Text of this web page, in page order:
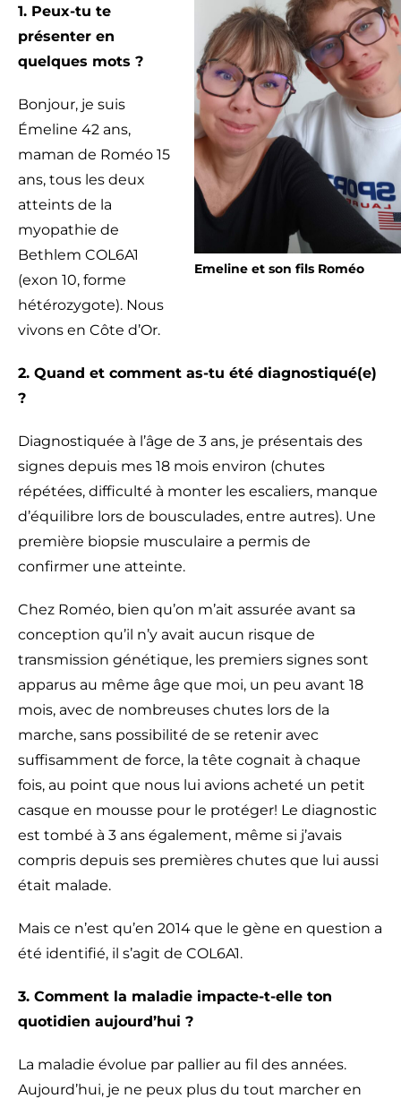
Emeline et son fils Roméo
1. Peux-tu te
présenter en
quelques mots ?
Bonjour, je suis
Émeline 42 ans,
maman de Roméo 15
ans, tous les deux
atteints de la
myopathie de
Bethlem COL6A1
(exon 10, forme
hétérozygote). Nous
vivons en Côte d’Or.
2. Quand et comment as-tu été diagnostiqué(e)
?
Diagnostiquée à l’âge de 3 ans, je présentais des
signes depuis mes 18 mois environ (chutes
répétées, difficulté à monter les escaliers, manque
d’équilibre lors de bousculades, entre autres). Une
première biopsie musculaire a permis de
confirmer une atteinte.
Chez Roméo, bien qu’on m’ait assurée avant sa
conception qu’il n’y avait aucun risque de
transmission génétique, les premiers signes sont
apparus au même âge que moi, un peu avant 18
mois, avec de nombreuses chutes lors de la
marche, sans possibilité de se retenir avec
suffisamment de force, la tête cognait à chaque
fois, au point que nous lui avions acheté un petit
casque en mousse pour le protéger! Le diagnostic
est tombé à 3 ans également, même si j’avais
compris depuis ses premières chutes que lui aussi
était malade.
Mais ce n’est qu’en 2014 que le gène en question a
été identifié, il s’agit de COL6A1.
3. Comment la maladie impacte-t-elle ton
quotidien aujourd’hui ?
La maladie évolue par pallier au fil des années.
Aujourd’hui, je ne peux plus du tout marcher en